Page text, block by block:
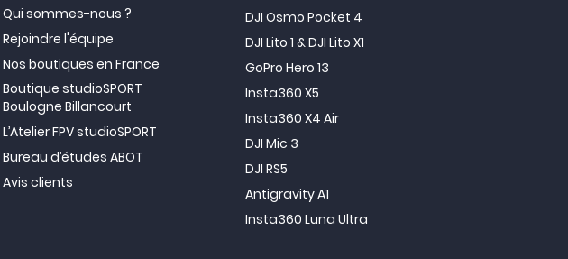
Qui sommes-nous ?
Rejoindre l'équipe
Nos boutiques en France
Boutique studioSPORT
Boulogne Billancourt
L’Atelier FPV studioSPORT
Bureau d’études ABOT
Avis clients
DJI Osmo Pocket 4
DJI Lito 1 & DJI Lito X1
GoPro Hero 13
Insta360 X5
Insta360 X4 Air
DJI Mic 3
DJI RS5
Antigravity A1
Insta360 Luna Ultra